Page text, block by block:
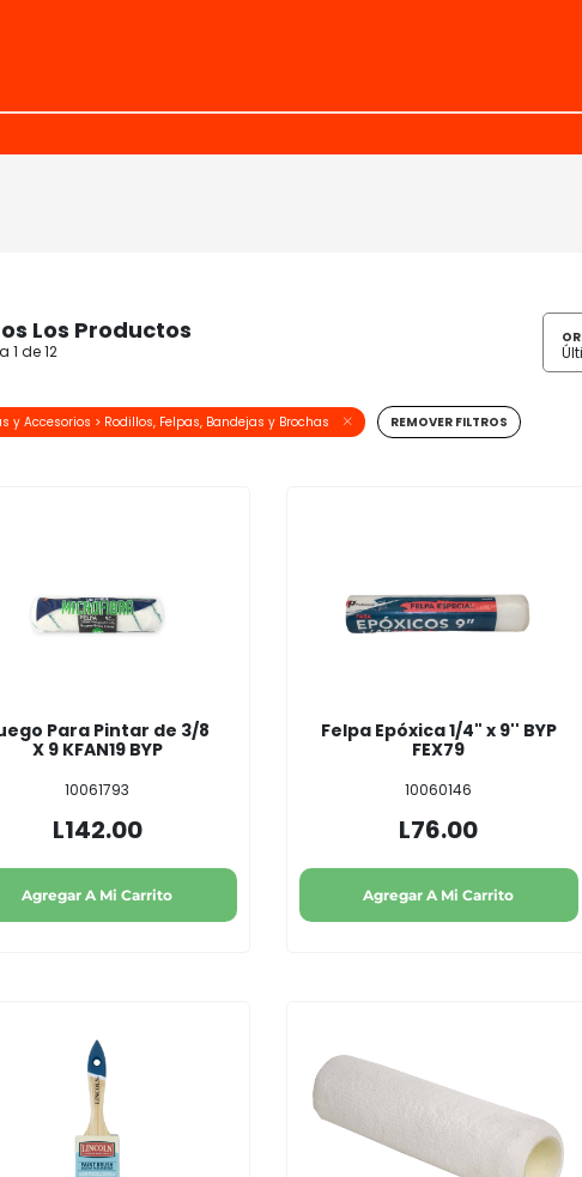
Los Productos
1 de 12
y Accesorios > Rodillos, Felpas, Bandejas y Brochas REMOVER FILTROS
Para Pintar de 3/8
X 9 KFAN19 BYP
10061793
L142.00
Agregar A Mi Carrito
Felpa Epóxica 1/4" x 9'' BYP
FEX79
10060146
L76.00
Agregar A Mi Carrito